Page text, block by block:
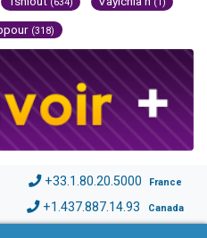
(634) (1)
(318)
+33.1.80.20.5000 France
+1.437.887.14.93 Canada